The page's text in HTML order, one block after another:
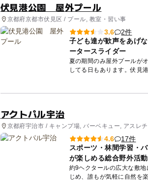
伏見港公園 屋外プール
京都府京都市伏見区 / プール, 教室・習い事
3.6
2件
子ども達が歓声をあげ
ータースライダー
夏の期間のみ屋外プールが
してる日もあります。伏見
アクトパル宇治
京都府宇治市 / キャンプ場, バーベキュー, アスレ
園, ホテル・旅館
4.6
17件
スポーツ・林間学習・
が楽しめる総合野外活
約9ヘクタールの広大な敷
じめ、誰もが気軽に自然を